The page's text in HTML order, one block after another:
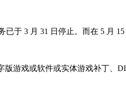
已于 3 月 31 日停止。而在 5 月
游戏或软件或实体游戏补丁、